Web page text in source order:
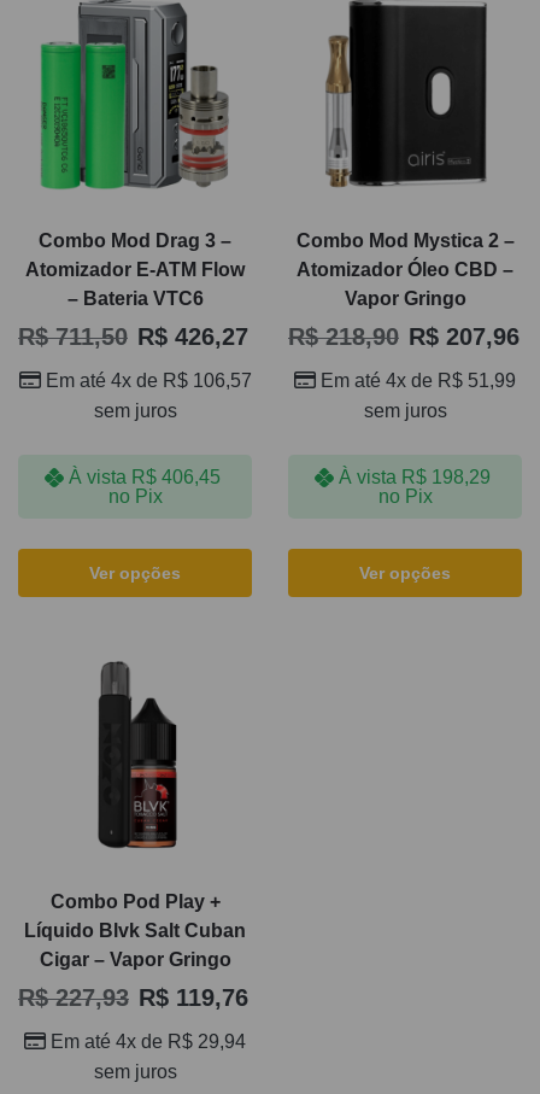
Combo Mod Drag 3 –
Atomizador E-ATM Flow
– Bateria VTC6
R$711,50 R$ 426,27
Em até 4x de R$106,57
sem juros
À vista R$ 406,45
no Pix
Ver opções
Combo Mod Mystica 2 –
Atomizador Óleo CBD –
Vapor Gringo
R$218,90 R$ 207,96
Em até 4x de R$ 51,99
sem juros
À vista R$ 198,29
no Pix
Ver opções
Combo Pod Play +
Líquido Blvk Salt Cuban
Cigar – Vapor Gringo
R$227,93 R$ 119,76
Em até 4x de R$ 29,94
sem juros